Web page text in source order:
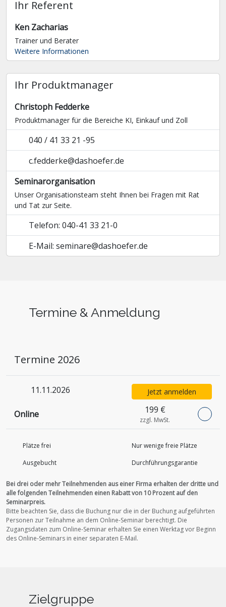
Ihr Referent
Ken Zacharias
Trainer und Berater
Weitere Informationen
Ihr Produktmanager
Christoph Fedderke
Produktmanager für die Bereiche KI, Einkauf und Zoll
040 / 41 33 21 -95
c.fedderke@dashoefer.de
Seminarorganisation
Unser Organisationsteam steht Ihnen bei Fragen mit Rat
und Tat zur Seite.
Telefon: 040-41 33 21-0
E-Mail: seminare@dashoefer.de
Termine & Anmeldung
Termine 2026
11.11.2026
Online 199 €
zzgl. MwSt.
Jetzt anmelden
Plätze frei
Nur wenige freie Plätze
Ausgebucht
Durchführungs­garantie
Bei drei oder mehr Teilnehmenden aus einer Firma erhalten der dritte und
alle folgenden Teilnehmenden einen Rabatt von 10 Prozent auf den
Seminarpreis.
Bitte beachten Sie, dass die Buchung nur die in der Buchung aufgeführten
Personen zur Teilnahme an dem Online-Seminar berechtigt. Die
Zugangsdaten zum Online-Seminar erhalten Sie einen Werktag vor Beginn
des Online-Seminars in einer separaten E-Mail.
Zielgruppe